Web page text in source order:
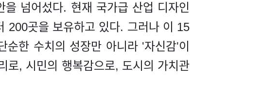
넘어섰다. 현재 국가급 산업 디자인
200곳을 보유하고 있다. 그러나 이 15
한 수치의 성장만 아니라 '자신감'이
로, 시민의 행복감으로, 도시의 가치관